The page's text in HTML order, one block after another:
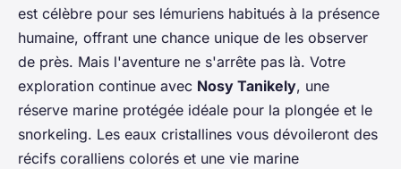
est célèbre pour ses lémuriens habitués à la présence
humaine, offrant une chance unique de les observer
de près. Mais l'aventure ne s'arrête pas là. Votre
exploration continue avec Nosy Tanikely, une
réserve marine protégée idéale pour la plongée et le
snorkeling. Les eaux cristallines vous dévoileront des
récifs coralliens colorés et une vie marine